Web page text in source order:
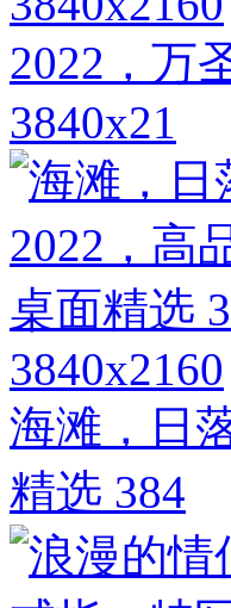
2022，万
3840x21
3840x2160
海滩，日
精选 384